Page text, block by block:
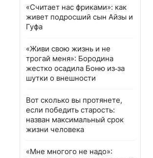
«Считает нас фриками»: как
живет подросший сын Айзы и
Гуфа
«Живи свою жизнь и не
трогай меня»: Бородина
жестко осадила Боню из‑за
шутки о внешности
Вот сколько вы протянете,
если победить старость:
назван максимальный срок
жизни человека
«Мне многого не надо»: